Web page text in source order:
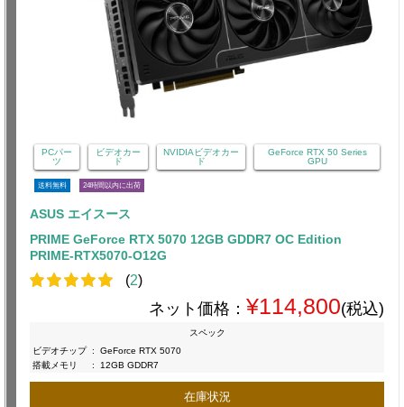
PCパー
ツ
ビデオカー
ド
NVIDIAビデオカー
ド
GeForce RTX 50 Series
GPU
送料無料 24時間以内に出荷
ASUS エイスース
PRIME GeForce RTX 5070 12GB GDDR7 OC Edition
PRIME-RTX5070-O12G
(2)
ネット価格： ¥114,800(税込)
スペック
ビデオチップ :
GeForce RTX 5070
搭載メモリ
: 12GB GDDR7
在庫状況